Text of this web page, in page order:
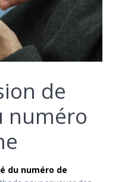
de
numéro
du numéro de